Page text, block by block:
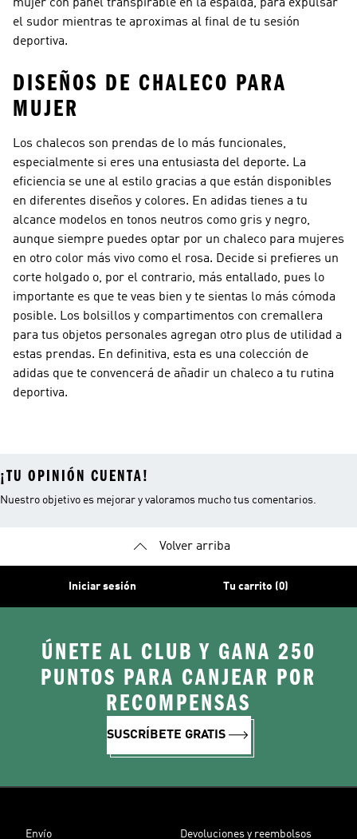
mujer con panel transpirable en la espalda, para expulsar
el sudor mientras te aproximas al final de tu sesión
deportiva.
DISEÑOS DE CHALECO PARA
MUJER
Los chalecos son prendas de lo más funcionales,
especialmente si eres una entusiasta del deporte. La
eficiencia se une al estilo gracias a que están disponibles
en diferentes diseños y colores. En adidas tienes a tu
alcance modelos en tonos neutros como gris y negro,
aunque siempre puedes optar por un chaleco para mujeres
en otro color más vivo como el rosa. Decide si prefieres un
corte holgado o, por el contrario, más entallado, pues lo
importante es que te veas bien y te sientas lo más cómoda
posible. Los bolsillos y compartimentos con cremallera
para tus objetos personales agregan otro plus de utilidad a
estas prendas. En definitiva, esta es una colección de
adidas que te convencerá de añadir un chaleco a tu rutina
deportiva.
¡TU OPINIÓN CUENTA!
Nuestro objetivo es mejorar y valoramos mucho tus comentarios.
Volver arriba
Iniciar sesión Tu carrito (0)
ÚNETE AL CLUB Y GANA 250
PUNTOS PARA CANJEAR POR
RECOMPENSAS
SUSCRÍBETE GRATIS
Envío Devoluciones y reembolsos